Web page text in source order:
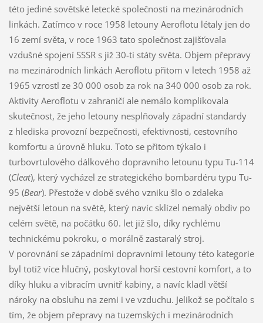
této jediné sovětské letecké společnosti na mezinárodních
linkách. Zatímco v roce 1958 letouny Aeroflotu létaly jen do
16 zemí světa, v roce 1963 tato společnost zajišťovala
vzdušné spojení SSSR s již 30-ti státy světa. Objem přepravy
na mezinárodních linkách Aeroflotu přitom v letech 1958 až
1965 vzrostl ze 30 000 osob za rok na 340 000 osob za rok.
Aktivity Aeroflotu v zahraničí ale nemálo komplikovala
skutečnost, že jeho letouny nesplňovaly západní standardy
z hlediska provozní bezpečnosti, efektivnosti, cestovního
komfortu a úrovně hluku. Toto se přitom týkalo i
turbovrtulového dálkového dopravního letounu typu Tu-114
(Cleat), který vycházel ze strategického bombardéru typu Tu-
95 (Bear). Přestože v době svého vzniku šlo o zdaleka
největší letoun na světě, který navíc sklízel nemalý obdiv po
celém světě, na počátku 60. let již šlo, díky rychlému
technickému pokroku, o morálně zastaralý stroj.
V porovnání se západními dopravními letouny této kategorie
byl totiž více hlučný, poskytoval horší cestovní komfort, a to
díky hluku a vibracím uvnitř kabiny, a navíc kladl větší
nároky na obsluhu na zemi i ve vzduchu. Jelikož se počítalo s
tím, že objem přepravy na tuzemských i mezinárodních